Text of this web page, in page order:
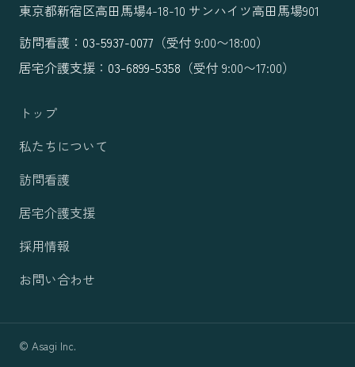
東京都新宿区高田馬場4-18-10 サンハイツ高田馬場901
訪問看護： 03-5937-0077 （受付 9:00〜18:00）
居宅介護支援： 03-6899-5358 （受付 9:00〜17:00）
トップ
私たちについて
訪問看護
居宅介護支援
採用情報
お問い合わせ
© Asagi Inc.